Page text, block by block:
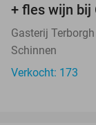
+ fles wijn bij
Gasterij Terborgh
Schinnen
Verkocht: 173